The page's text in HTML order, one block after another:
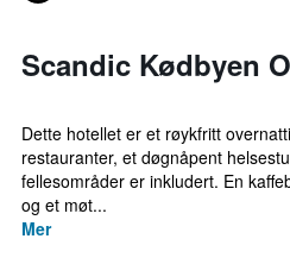
Scandic Kødbyen
Dette hotellet er et røykfritt
restauranter, et døgnåpent
fellesområder er inkludert. En
og et møt...
Mer